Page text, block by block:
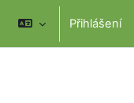
Přihlášení